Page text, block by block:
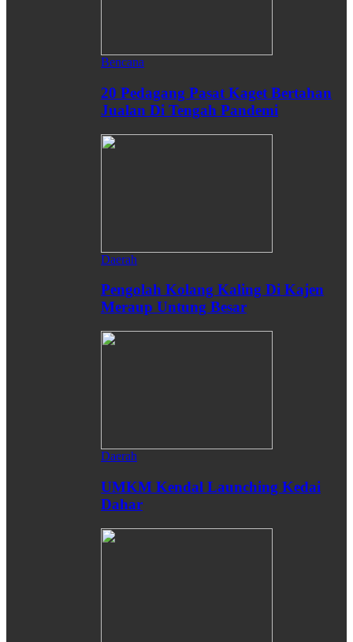
Bencana
20 Pedagang Pasat Kaget Bertahan
Jualan Di Tengah Pandemi
Daerah
Pengolah Kolang Kaling Di Kajen
Meraup Untung Besar
Daerah
UMKM Kendal Launching Kedai
Dahar